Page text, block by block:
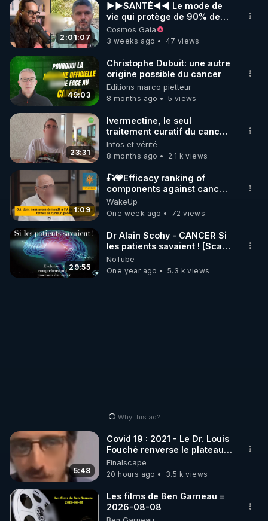
2:01:07
►►SANTÉ◄◄ Le mode de
vie qui protège de 90% des
maladies ► Le Naturopathe
Censuré (T. Casasnovas)
Cosmos Gaia
3 weeks ago
47 views
49:03
Christophe Dubuit: une autre
origine possible du cancer
Editions marco pietteur
8 months ago
5 views
23:31
Ivermectine, le seul
traitement curatif du cancer
?
Infos et vérité
8 months ago
2.1 k views
1:09
🎣💗Efficacy ranking of
components against cancer
by AI-Classement efficacité
contre cancer par IA
WakeUp
One week ago
72 views
29:55
Dr Alain Scohy - CANCER Si
les patients savaient ! [Scale
2X]
NoTube
One year ago
5.3 k views
Why this ad?
5:48
Covid 19 : 2021 - Le Dr. Louis
Fouché renverse le plateau
de CNews !
Finalscape
20 hours ago
3.5 k views
Les films de Ben Garneau =
2026-08-08